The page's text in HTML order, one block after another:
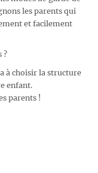
les parents qui
et facilement
?
à choisir la structure
enfant.
parents !